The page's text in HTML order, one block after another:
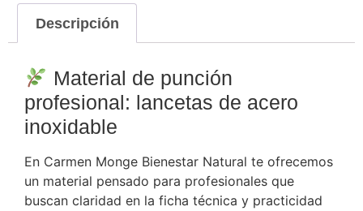
Descripción
Material de punción
profesional: lancetas de acero
inoxidable
En Carmen Monge Bienestar Natural te ofrecemos
un material pensado para profesionales que
buscan claridad en la ficha técnica y practicidad